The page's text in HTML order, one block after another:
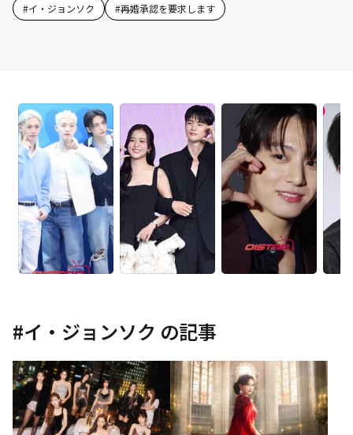
#イ・ジョンソク #再婚承認を要求します
#イ・ジョンソク の記事